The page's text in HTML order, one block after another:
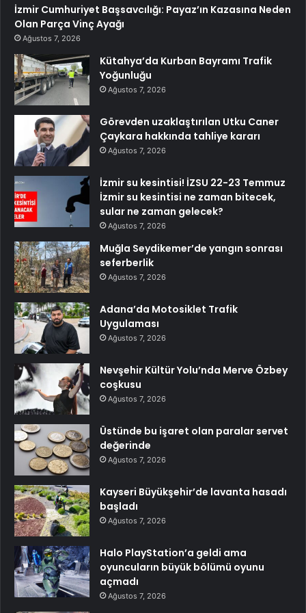
İzmir Cumhuriyet Başsavcılığı: Payaz’ın Kazasına Neden
Olan Parça Vinç Ayağı
Ağustos 7, 2026
Kütahya’da Kurban Bayramı Trafik
Yoğunluğu
Ağustos 7, 2026
Görevden uzaklaştırılan Utku Caner
Çaykara hakkında tahliye kararı
Ağustos 7, 2026
İzmir su kesintisi! İZSU 22-23 Temmuz
İzmir su kesintisi ne zaman bitecek,
sular ne zaman gelecek?
Ağustos 7, 2026
Muğla Seydikemer’de yangın sonrası
seferberlik
Ağustos 7, 2026
Adana’da Motosiklet Trafik
Uygulaması
Ağustos 7, 2026
Nevşehir Kültür Yolu’nda Merve Özbey
coşkusu
Ağustos 7, 2026
Üstünde bu işaret olan paralar servet
değerinde
Ağustos 7, 2026
Kayseri Büyükşehir’de lavanta hasadı
başladı
Ağustos 7, 2026
Halo PlayStation’a geldi ama
oyuncuların büyük bölümü oyunu
açmadı
Ağustos 7, 2026